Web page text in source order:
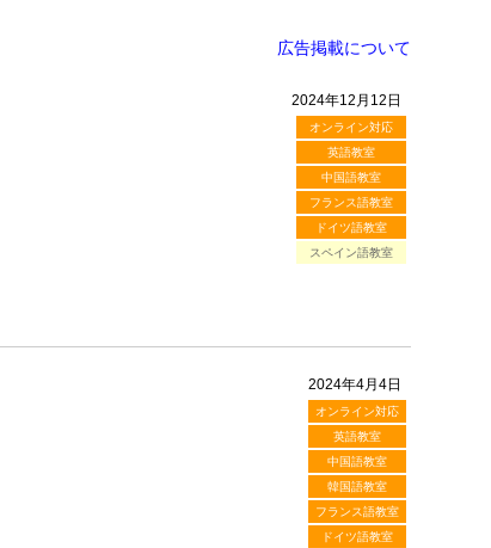
広告掲載について
2024年12月12日
オンライン対応
英語教室
中国語教室
フランス語教室
ドイツ語教室
スペイン語教室
2024年4月4日
オンライン対応
英語教室
中国語教室
韓国語教室
フランス語教室
ドイツ語教室